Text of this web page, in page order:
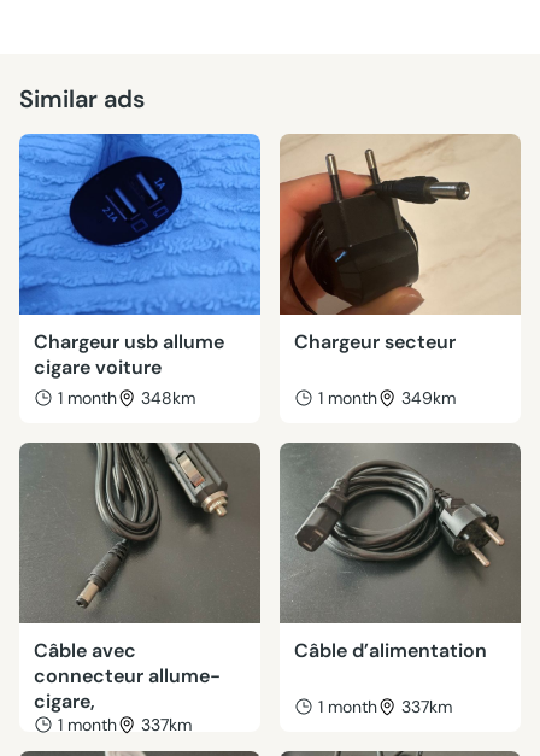
Similar ads
Chargeur usb allume
cigare voiture
1 month 348km
Chargeur secteur
1 month 349km
Câble avec
connecteur allume-
cigare,
1 month 337km
Câble d’alimentation
1 month 337km